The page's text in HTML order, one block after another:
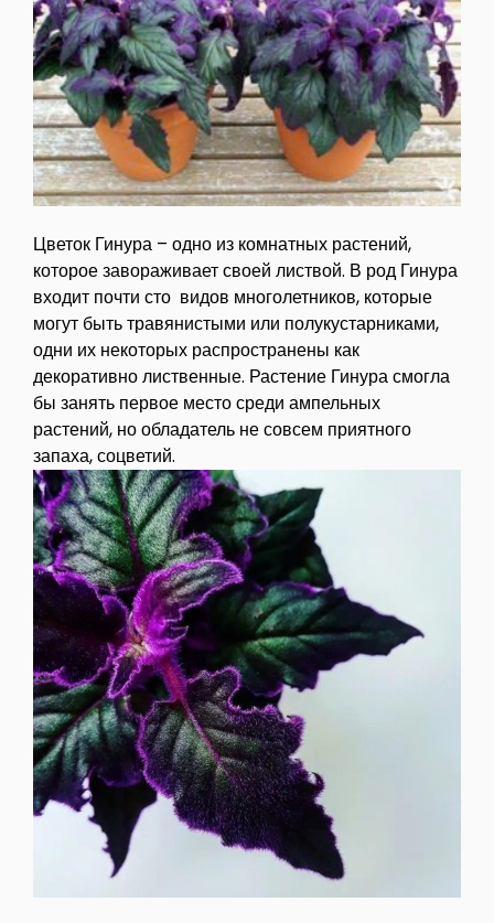
Цветок Гинура – одно из комнатных растений,
которое завораживает своей листвой. В род Гинура
входит почти сто видов многолетников, которые
могут быть травянистыми или полукустарниками,
одни их некоторых распространены как
декоративно лиственные. Растение Гинура смогла
бы занять первое место среди ампельных
растений, но обладатель не совсем приятного
запаха, соцветий.